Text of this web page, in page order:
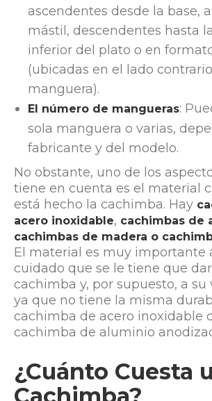
ascendentes desde la base,
mástil, descendentes hasta
inferior del plato o en
(ubicadas en el lado
manguera).
El número de mangueras:
sola manguera o varias,
fabricante y del modelo.
No obstante, uno de los
tiene en cuenta es el material
está hecho la cachimba. Hay
acero inoxidable, cachimbas de
cachimbas de madera o
El material es muy importante
cuidado que se le tiene que
cachimba y, por supuesto, a su
ya que no tiene la misma
cachimba de acero inoxidable
cachimba de aluminio
¿Cuánto Cuesta
Cachimba?